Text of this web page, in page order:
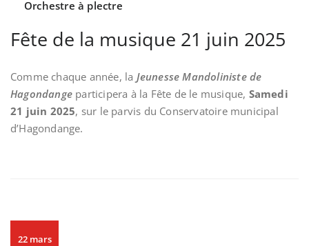
Orchestre à plectre
Fête de la musique 21 juin 2025
Comme chaque année, la Jeunesse Mandoliniste de
Hagondange participera à la Fête de le musique, Samedi
21 juin 2025, sur le parvis du Conservatoire municipal
d’Hagondange.
22 mars